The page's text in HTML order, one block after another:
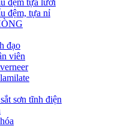
đệm tựa lưới
đệm, tựa nỉ
đạo
viên
sơn tĩnh điện